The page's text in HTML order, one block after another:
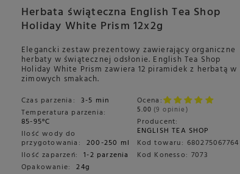
Herbata świąteczna English Tea Shop
Holiday White Prism 12x2g
Elegancki zestaw prezentowy zawierający organiczne
herbaty w świątecznej odsłonie. English Tea Shop
Holiday White Prism zawiera 12 piramidek z herbatą w
zimowych smakach.
Czas parzenia: 3-5 min
Temperatura parzenia:
85-95°C
Ilość wody do
przygotowania: 200-250 ml
Ilość zaparzeń: 1-2 parzenia
Opakowanie: 24g
Ocena:
5.00 9 opinie
Producent:
ENGLISH TEA SHOP
Kod towaru: 680275067764
Kod Konesso: 7073